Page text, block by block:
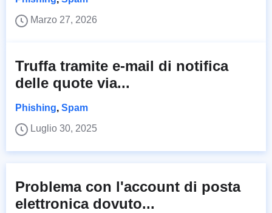
Marzo 27, 2026
Truffa tramite e-mail di notifica
delle quote via...
Phishing, Spam
Luglio 30, 2025
Problema con l'account di posta
elettronica dovuto...